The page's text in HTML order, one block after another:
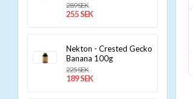
289 SEK
255 SEK
Nekton - Crested Gecko
Banana 100g
225 SEK
189 SEK